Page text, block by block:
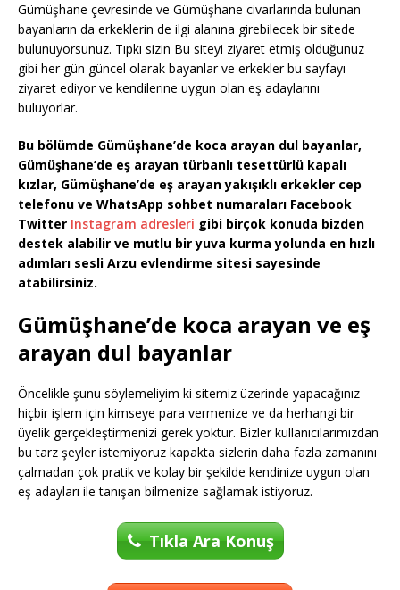
Gümüşhane çevresinde ve Gümüşhane civarlarında bulunan
bayanların da erkeklerin de ilgi alanına girebilecek bir sitede
bulunuyorsunuz. Tıpkı sizin Bu siteyi ziyaret etmiş olduğunuz
gibi her gün güncel olarak bayanlar ve erkekler bu sayfayı
ziyaret ediyor ve kendilerine uygun olan eş adaylarını
buluyorlar.
Bu bölümde Gümüşhane’de koca arayan dul bayanlar,
Gümüşhane’de eş arayan türbanlı tesettürlü kapalı
kızlar, Gümüşhane’de eş arayan yakışıklı erkekler cep
telefonu ve WhatsApp sohbet numaraları Facebook
Twitter Instagram adresleri gibi birçok konuda bizden
destek alabilir ve mutlu bir yuva kurma yolunda en hızlı
adımları sesli Arzu evlendirme sitesi sayesinde
atabilirsiniz.
Gümüşhane’de koca arayan ve eş
arayan dul bayanlar
Öncelikle şunu söylemeliyim ki sitemiz üzerinde yapacağınız
hiçbir işlem için kimseye para vermenize ve da herhangi bir
üyelik gerçekleştirmenizi gerek yoktur. Bizler kullanıcılarımızdan
bu tarz şeyler istemiyoruz kapakta sizlerin daha fazla zamanını
çalmadan çok pratik ve kolay bir şekilde kendinize uygun olan
eş adayları ile tanışan bilmenize sağlamak istiyoruz.
Tıkla Ara Konuş